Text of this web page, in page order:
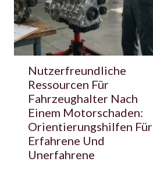
Nutzerfreundliche
Ressourcen Für
Fahrzeughalter Nach
Einem Motorschaden:
Orientierungshilfen Für
Erfahrene Und
Unerfahrene